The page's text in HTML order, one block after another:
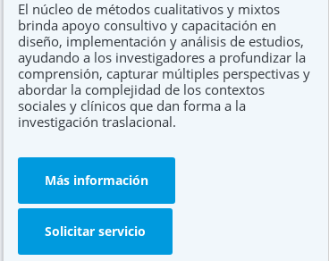
El núcleo de métodos cualitativos y mixtos
brinda apoyo consultivo y capacitación en
diseño, implementación y análisis de estudios,
ayudando a los investigadores a profundizar la
comprensión, capturar múltiples perspectivas y
abordar la complejidad de los contextos
sociales y clínicos que dan forma a la
investigación traslacional.
Más información
Solicitar servicio